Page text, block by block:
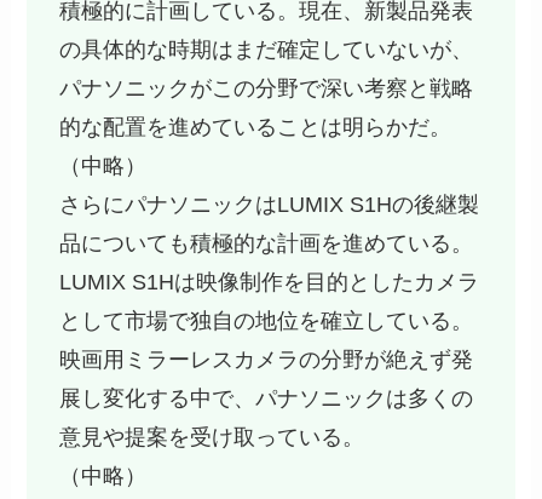
積極的に計画している。現在、新製品発表
の具体的な時期はまだ確定していないが、
パナソニックがこの分野で深い考察と戦略
的な配置を進めていることは明らかだ。
（中略）
さらにパナソニックはLUMIX S1Hの後継製
品についても積極的な計画を進めている。
LUMIX S1Hは映像制作を目的としたカメラ
として市場で独自の地位を確立している。
映画用ミラーレスカメラの分野が絶えず発
展し変化する中で、パナソニックは多くの
意見や提案を受け取っている。
（中略）